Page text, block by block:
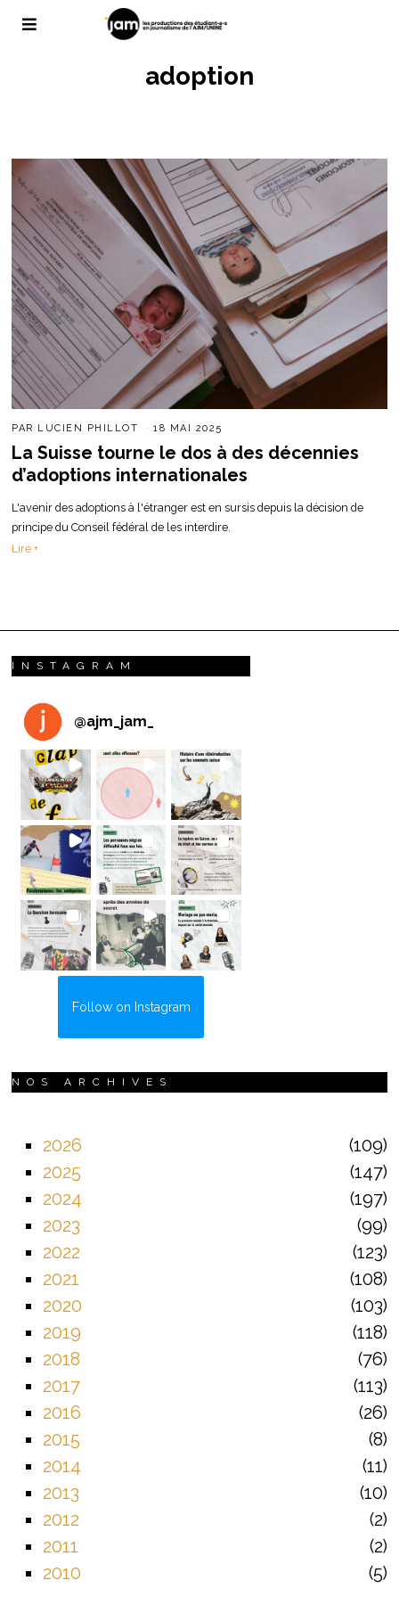
adoption
PAR LUCIEN PHILLOT 18 MAI 2025
La Suisse tourne le dos à des décennies
d’adoptions internationales
L'avenir des adoptions à l'étranger est en sursis depuis la décision de
principe du Conseil fédéral de les interdire.
Lire +
INSTAGRAM
@ajm_jam_
Follow on Instagram
NOS ARCHIVES
2026
109
2025
147
2024
197
2023
99
2022
123
2021
108
2020
103
2019
118
2018
76
2017
113
2016
26
2015
8
2014
11
2013
10
2012
2
2011
2
2010
5